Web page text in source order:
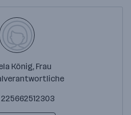
König, Frau
225662512303